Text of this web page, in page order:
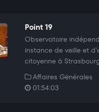
Point 19
Observatoire
instance de veille et
citoyenne à
Affaires Générales
01:54:03